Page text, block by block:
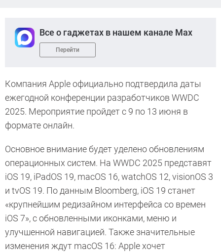
Все о гаджетах в нашем канале Max
Перейти
Компания Apple официально подтвердила даты
ежегодной конференции разработчиков WWDC
2025. Мероприятие пройдет с 9 по 13 июня в
формате онлайн.
Основное внимание будет уделено обновлениям
операционных систем. На WWDC 2025 представят
iOS 19, iPadOS 19, macOS 16, watchOS 12, visionOS 3
и tvOS 19. По данным Bloomberg, iOS 19 станет
«крупнейшим редизайном интерфейса со времен
iOS 7», с обновленными иконками, меню и
улучшенной навигацией. Также значительные
изменения ждут macOS 16: Apple хочет